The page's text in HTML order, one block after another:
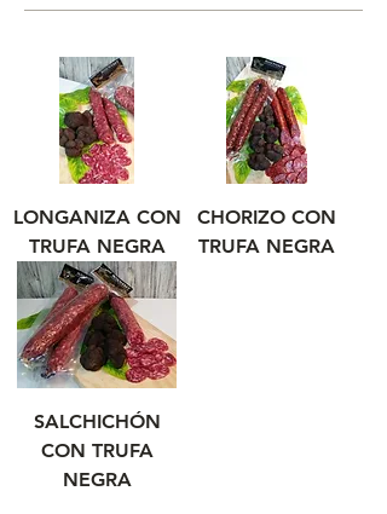
LONGANIZA CON
TRUFA NEGRA
CHORIZO CON
TRUFA NEGRA
SALCHICHÓN
CON TRUFA
NEGRA